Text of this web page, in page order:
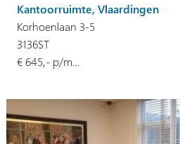
Kantoorruimte, Vlaardingen
Korhoenlaan 3-5
3136ST
€ 645,- p/m…